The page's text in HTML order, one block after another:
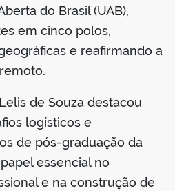
do Brasil (UAB),
em cinco polos,
e reafirmando a
de Souza destacou
logísticos e
de pós-graduação da
essencial no
e na construção de